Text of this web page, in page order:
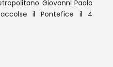
Giovanni Paolo
il Pontefice il 4